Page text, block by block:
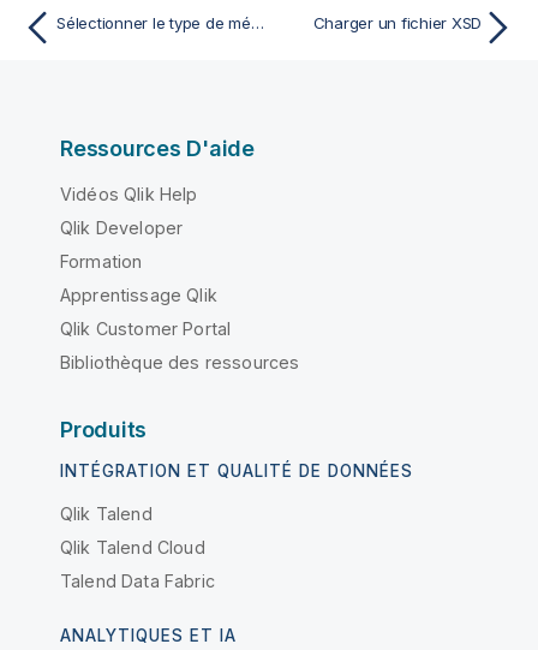
Sélectionner le type de métadonnées (Input) Charger un fichier XSD
Ressources D'aide
Vidéos Qlik Help
Qlik Developer
Formation
Apprentissage Qlik
Qlik Customer Portal
Bibliothèque des ressources
Produits
INTÉGRATION ET QUALITÉ DE DONNÉES
Qlik Talend
Qlik Talend Cloud
Talend Data Fabric
ANALYTIQUES ET IA